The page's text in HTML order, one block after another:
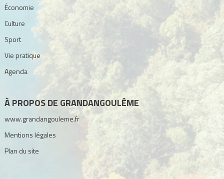
Économie
Culture
Sport
Vie pratique
Agenda
À PROPOS DE GRANDANGOULÊME
www.grandangouleme.fr
Mentions légales
Plan du site